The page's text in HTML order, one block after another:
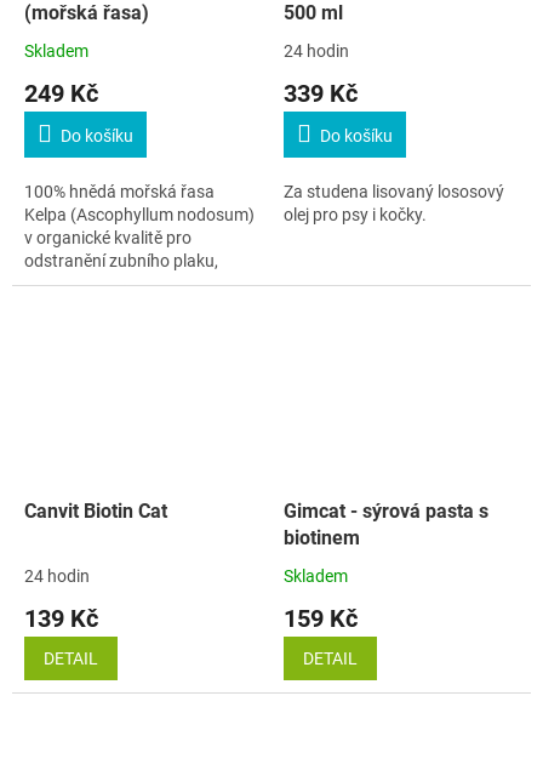
(mořská řasa)
Skladem
249 Kč
Do košíku
100% hnědá mořská řasa
Kelpa (Ascophyllum nodosum)
v organické kvalitě pro
odstranění zubního plaku,
prevenci zubního kamene a
500 ml
24 hodin
339 Kč
Do košíku
Za studena lisovaný lososový
olej pro psy i kočky.
Canvit Biotin Cat
24 hodin
139 Kč
DETAIL
Gimcat - sýrová pasta s
biotinem
Skladem
159 Kč
DETAIL